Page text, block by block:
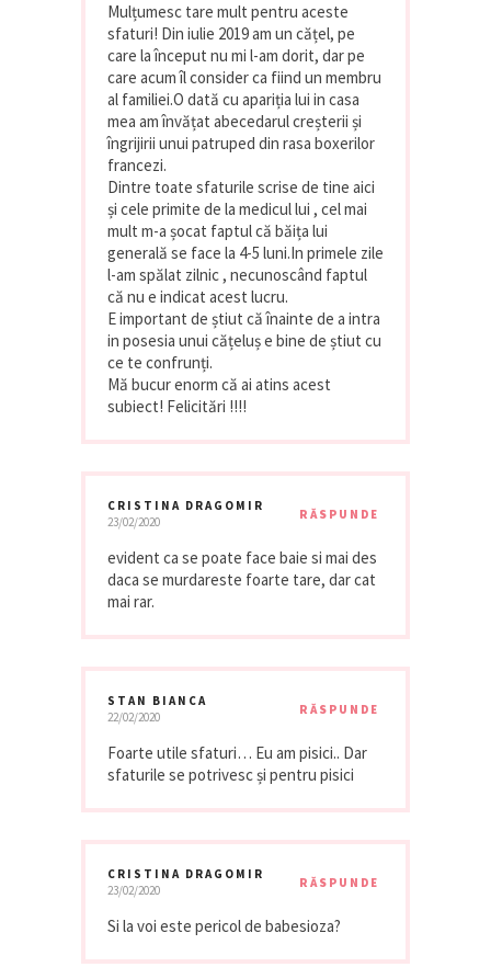
Mulțumesc tare mult pentru aceste
sfaturi! Din iulie 2019 am un cățel, pe
care la început nu mi l-am dorit, dar pe
care acum îl consider ca fiind un membru
al familiei.O dată cu apariția lui in casa
mea am învățat abecedarul creșterii și
îngrijirii unui patruped din rasa boxerilor
francezi.
Dintre toate sfaturile scrise de tine aici
și cele primite de la medicul lui , cel mai
mult m-a șocat faptul că băița lui
generală se face la 4-5 luni.In primele zile
l-am spălat zilnic , necunoscând faptul
că nu e indicat acest lucru.
E important de știut că înainte de a intra
in posesia unui cățeluș e bine de știut cu
ce te confrunți.
Mă bucur enorm că ai atins acest
subiect! Felicitări !!!!
CRISTINA DRAGOMIR
23/02/2020
RĂSPUNDE
evident ca se poate face baie si mai des
daca se murdareste foarte tare, dar cat
mai rar.
STAN BIANCA
22/02/2020
RĂSPUNDE
Foarte utile sfaturi… Eu am pisici.. Dar
sfaturile se potrivesc și pentru pisici
CRISTINA DRAGOMIR
23/02/2020
RĂSPUNDE
Si la voi este pericol de babesioza?